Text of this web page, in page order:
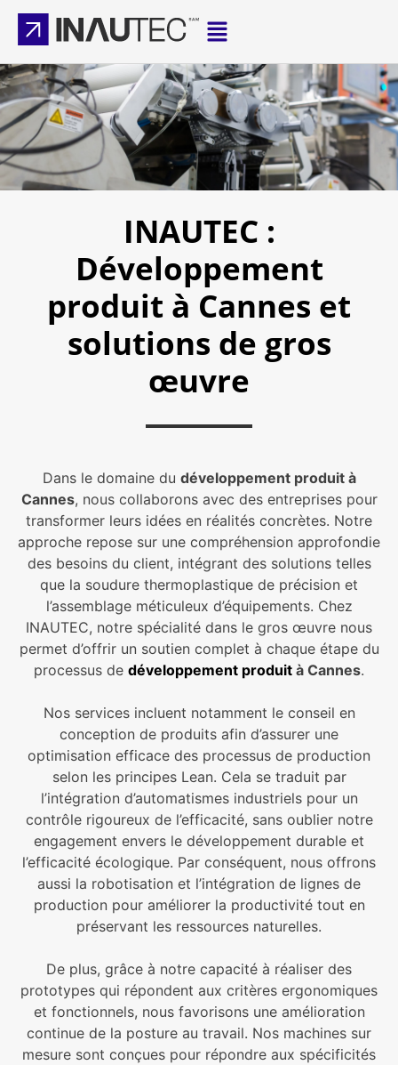
INAUTEC :
Développement
produit à Cannes et
solutions de gros
œuvre
Dans le domaine du développement produit à
Cannes, nous collaborons avec des entreprises pour
transformer leurs idées en réalités concrètes. Notre
approche repose sur une compréhension approfondie
des besoins du client, intégrant des solutions telles
que la soudure thermoplastique de précision et
l’assemblage méticuleux d’équipements. Chez
INAUTEC, notre spécialité dans le gros œuvre nous
permet d’offrir un soutien complet à chaque étape du
processus de développement produit à Cannes.
Nos services incluent notamment le conseil en
conception de produits afin d’assurer une
optimisation efficace des processus de production
selon les principes Lean. Cela se traduit par
l’intégration d’automatismes industriels pour un
contrôle rigoureux de l’efficacité, sans oublier notre
engagement envers le développement durable et
l’efficacité écologique. Par conséquent, nous offrons
aussi la robotisation et l’intégration de lignes de
production pour améliorer la productivité tout en
préservant les ressources naturelles.
De plus, grâce à notre capacité à réaliser des
prototypes qui répondent aux critères ergonomiques
et fonctionnels, nous favorisons une amélioration
continue de la posture au travail. Nos machines sur
mesure sont conçues pour répondre aux spécificités